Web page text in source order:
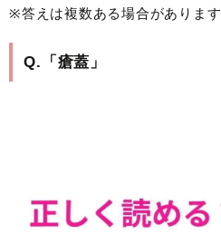
※答えは複数ある場合があります
Q.「瘡蓋」